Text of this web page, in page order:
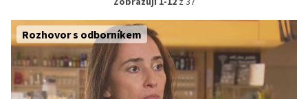
Rozhovor s odborníkem